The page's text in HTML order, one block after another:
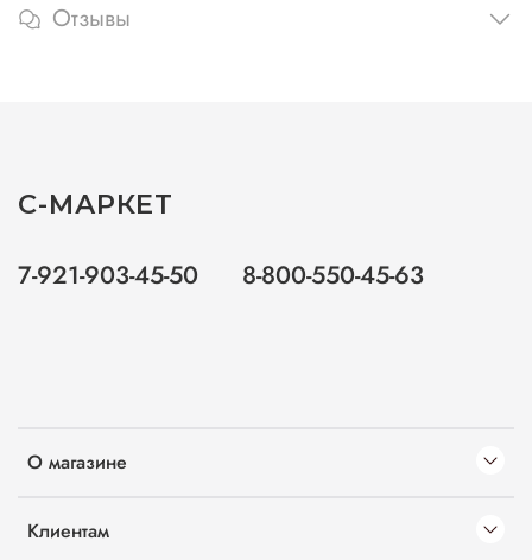
Отзывы
О магазине
Клиентам
С-МАРКЕТ
7-921-903-45-50 8-800-550-45-63